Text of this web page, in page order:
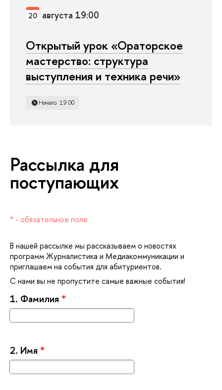
20 августа 19:00
Открытый урок «Ораторское
мастерство: структура
ыступления и техника речи»
Начало: 19:00
Рассылка для
поступающих
* - обязательное поле
нашей рассылке мы рассказываем о новостях
программ Журналистика и Медиакоммуникации и
приглашаем на события для абитуриентов.
С нами вы не пропустите самые важные события!
1. Фамилия *
2. Имя *